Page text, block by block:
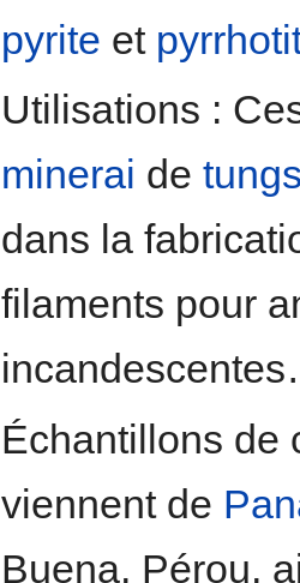
pyrite et
Utilisations :
minerai de
dans la
filaments pour
Échantillons de
viennent de
Buena, Pérou,